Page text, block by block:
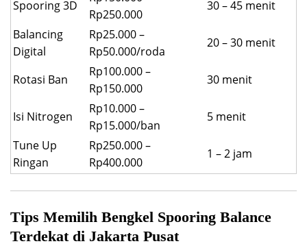
Spooring 3D
Rp250.000
30 – 45 menit
Balancing
Digital
Rp25.000 –
Rp50.000/roda
20 – 30 menit
Rotasi Ban
Rp100.000 –
Rp150.000
30 menit
Isi Nitrogen
Rp10.000 –
Rp15.000/ban
5 menit
Tune Up
Ringan
Rp250.000 –
Rp400.000
1 – 2 jam
Tips Memilih Bengkel Spooring Balance
Terdekat di Jakarta Pusat